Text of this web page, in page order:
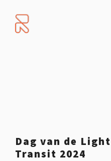
Dag van de
Transit 2024